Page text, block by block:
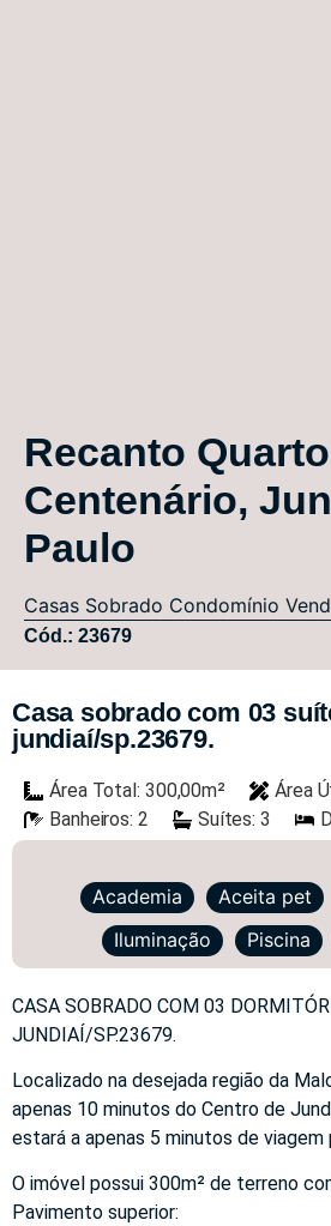
Recanto Quarto
Centenário,
Paulo
Casas Sobrado Condomínio
Cód.: 23679
Casa sobrado com 03
jundiaí/sp.23679.
Área Total: 300,00m² Área
Banheiros: 2
Suítes: 3
Academia Aceita pet
Iluminação
Piscina
CASA SOBRADO COM 03
JUNDIAÍ/SP.23679.
Localizado na desejada região da
apenas 10 minutos do Centro de
estará a apenas 5 minutos de
O imóvel possui 300m² de terreno
Pavimento superior: